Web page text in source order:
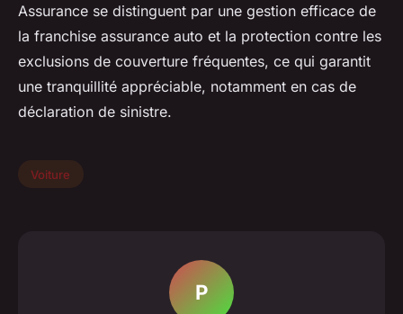
Assurance se distinguent par une gestion efficace de
la franchise assurance auto et la protection contre les
exclusions de couverture fréquentes, ce qui garantit
une tranquillité appréciable, notamment en cas de
déclaration de sinistre.
Voiture
P